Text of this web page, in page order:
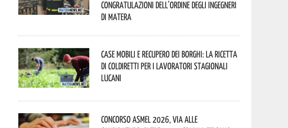
congratulazioni dell’Ordine degli Ingegneri
di Matera
Case mobili e recupero dei borghi: la ricetta
di Coldiretti per i lavoratori stagionali
lucani
Concorso Asmel 2026, via alle